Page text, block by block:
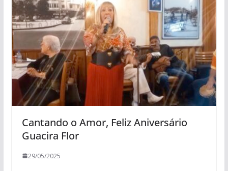
Cantando o Amor, Feliz Aniversário
Guacira Flor
29/05/2025